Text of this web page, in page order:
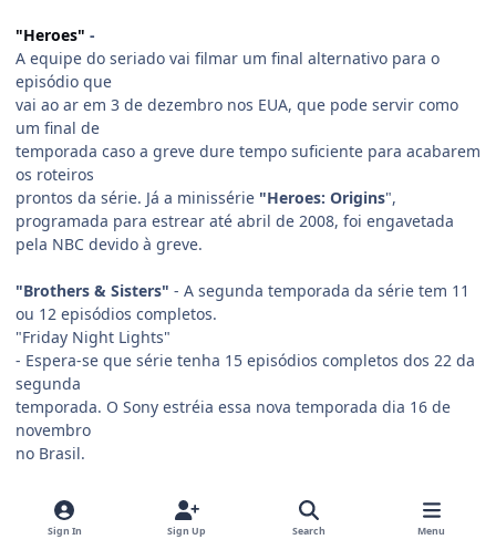
"Heroes" -
A equipe do seriado vai filmar um final alternativo para o
episódio que
vai ao ar em 3 de dezembro nos EUA, que pode servir como
um final de
temporada caso a greve dure tempo suficiente para acabarem
os roteiros
prontos da série. Já a minissérie "Heroes: Origins",
programada para estrear até abril de 2008, foi engavetada
pela NBC devido à greve.
"Brothers & Sisters" - A segunda temporada da série tem 11
ou 12 episódios completos.
"Friday Night Lights"
- Espera-se que série tenha 15 episódios completos dos 22 da
segunda
temporada. O Sony estréia essa nova temporada dia 16 de
novembro
no Brasil.
"Supernatural"
A terceira temporada da série tem entre 10 e 12 episódios
Sign In Sign Up Search Menu